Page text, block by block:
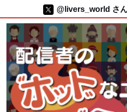
@livers_world さ